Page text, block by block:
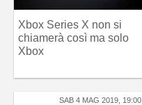
Xbox Series X non si
chiamerà così ma solo
Xbox
SAB 4 MAG 2019, 19:00